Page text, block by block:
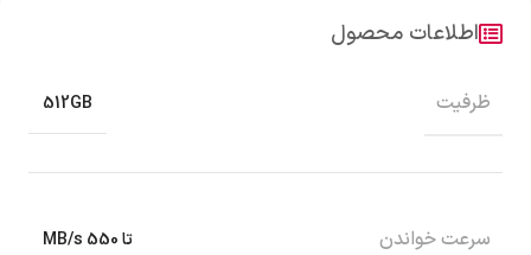
اطلاعات محصول
ظرفیت 512GB
سرعت خواندن تا 550 MB/s